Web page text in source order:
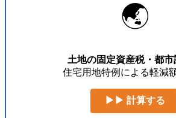
🌏
土地の固定資産税・都市
住宅用地特例による軽減
▶▶ 計算する